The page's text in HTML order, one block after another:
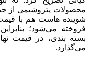
محصولات پتروشیمی از
شوینده هاست هم با قیمت ۹۵
فروخته می‌شود؛
بسته بندی، در قیمت
می‌گذارد.